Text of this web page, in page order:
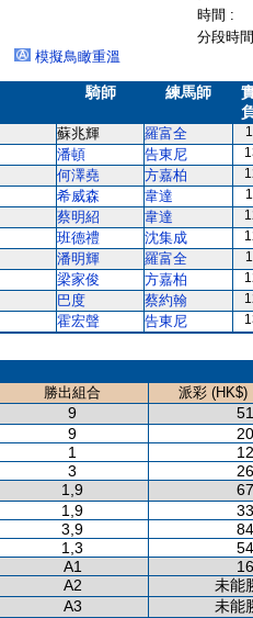
時間 :
分段時
模擬鳥瞰重溫
騎師 練馬師
蘇兆輝 羅富全
潘頓 告東尼
何澤堯 方嘉柏
希威森 韋達
蔡明紹 韋達
班德禮 沈集成
潘明輝 羅富全
梁家俊 方嘉柏
巴度 蔡約翰
霍宏聲 告東尼
勝出組合
派彩 (HK$)
9
9
1
3
1,9
1,9
3,9
1,3
A1
A2
未能
A3
未能